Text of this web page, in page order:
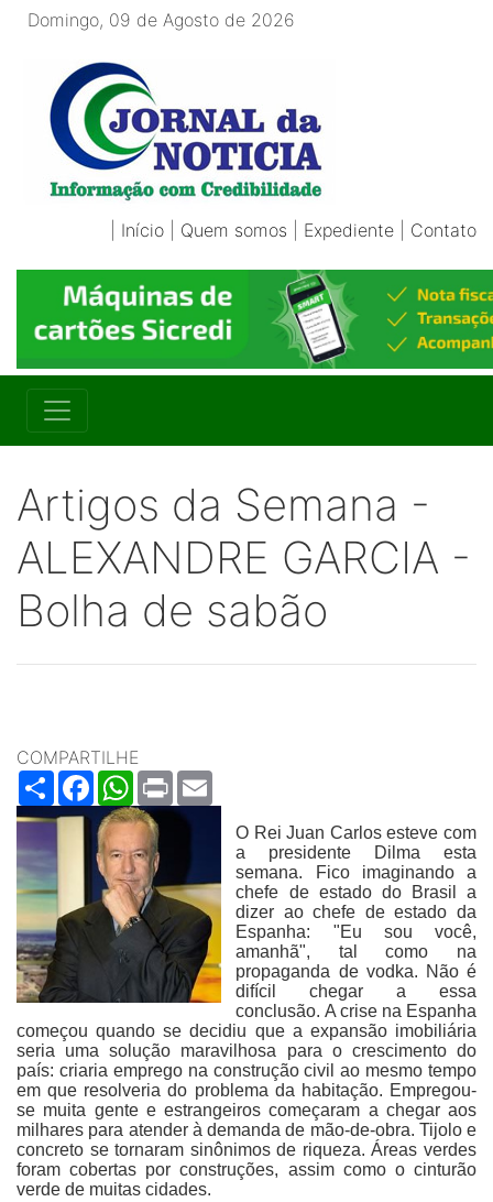
Domingo, 09 de Agosto de 2026
Início Quem somos Expediente Contato
Artigos da Semana -
ALEXANDRE GARCIA -
Bolha de sabão
COMPARTILHE
ShareFacebookWhatsApp
Print
O Rei Juan Carlos esteve com
a presidente Dilma esta
semana. Fico imaginando a
chefe de estado do Brasil a
dizer ao chefe de estado da
Espanha: "Eu sou você,
amanhã", tal como na
propaganda de vodka. Não é
difícil chegar a essa
conclusão. A crise na Espanha
começou quando se decidiu que a expansão imobiliária
seria uma solução maravilhosa para o crescimento do
país: criaria emprego na construção civil ao mesmo tempo
em que resolveria do problema da habitação. Empregou-
se muita gente e estrangeiros começaram a chegar aos
milhares para atender à demanda de mão-de-obra. Tijolo e
concreto se tornaram sinônimos de riqueza. Áreas verdes
foram cobertas por construções, assim como o cinturão
verde de muitas cidades.